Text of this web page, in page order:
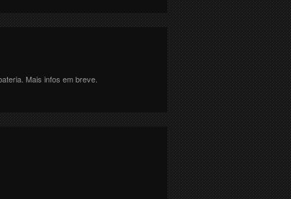
Mais infos em breve.